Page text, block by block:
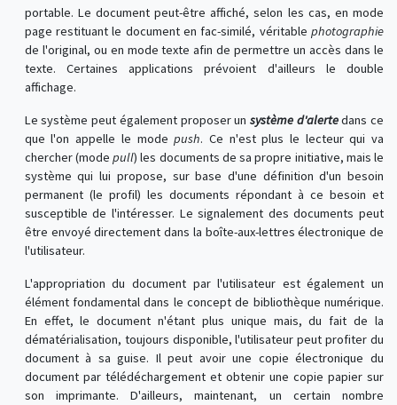
portable. Le document peut-être affiché, selon les cas, en mode
page restituant le document en fac-similé, véritable photographie
de l'original, ou en mode texte afin de permettre un accès dans le
texte. Certaines applications prévoient d'ailleurs le double
affichage.
Le système peut également proposer un système d'alertedans ce
que l'on appelle le modepush. Ce n'est plus le lecteur qui va
chercher (modepull) les documents de sa propre initiative, mais le
système qui lui propose, sur base d'une définition d'un besoin
permanent (le profil) les documents répondant à ce besoin et
susceptible de l'intéresser. Le signalement des documents peut
être envoyé directement dans la boîte-aux-lettres électronique de
l'utilisateur.
L'appropriation du document par l'utilisateur est également un
élément fondamental dans le concept de bibliothèque numérique.
En effet, le document n'étant plus unique mais, du fait de la
dématérialisation, toujours disponible, l'utilisateur peut profiter du
document à sa guise. Il peut avoir une copie électronique du
document par télédéchargement et obtenir une copie papier sur
son imprimante. D'ailleurs, maintenant, un certain nombre